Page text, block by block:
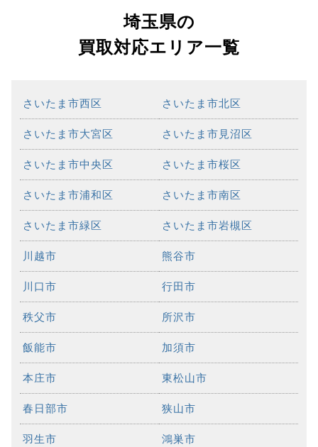
埼玉県の
買取対応エリア一覧
さいたま市西区 さいたま市北区
さいたま市大宮区 さいたま市見沼区
さいたま市中央区 さいたま市桜区
さいたま市浦和区 さいたま市南区
さいたま市緑区 さいたま市岩槻区
川越市 熊谷市
川口市 行田市
秩父市 所沢市
飯能市 加須市
本庄市 東松山市
春日部市 狭山市
羽生市 鴻巣市